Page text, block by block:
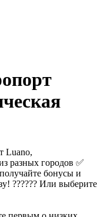
Luano,
разных городов ✅
бонусы и
?????? Или выберите